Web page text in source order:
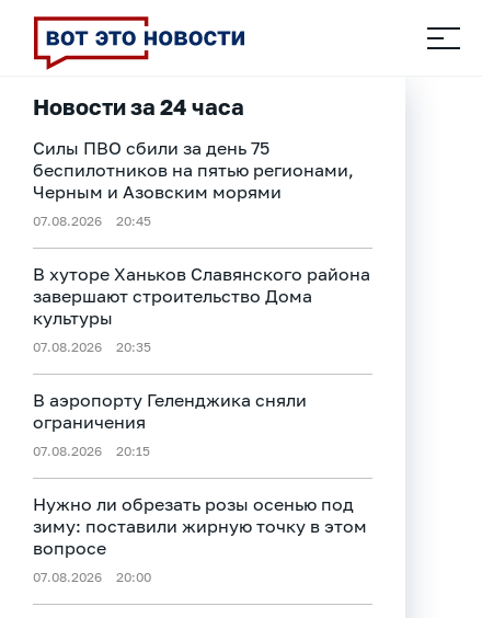
Новости за 24 часа
Силы ПВО сбили за день 75
беспилотников на пятью регионами,
Черным и Азовским морями
07.08.2026 20:45
В хуторе Ханьков Славянского района
завершают строительство Дома
культуры
07.08.2026 20:35
В аэропорту Геленджика сняли
ограничения
07.08.2026 20:15
Нужно ли обрезать розы осенью под
зиму: поставили жирную точку в этом
вопросе
07.08.2026 20:00